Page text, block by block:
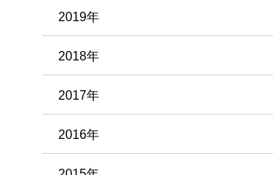
2019年
2018年
2017年
2016年